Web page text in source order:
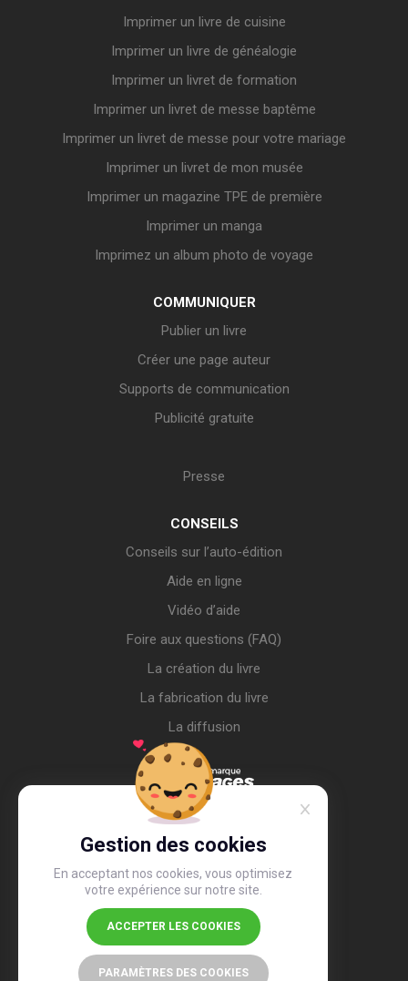
Gestion des cookies
En acceptant nos cookies, vous optimisez
votre expérience sur notre site.
ACCEPTER LES COOKIES
PARAMÈTRES DES COOKIES
Imprimer un livre de cuisine
Imprimer un livre de généalogie
Imprimer un livret de formation
Imprimer un livret de messe baptême
Imprimer un livret de messe pour votre mariage
Imprimer un livret de mon musée
Imprimer un magazine TPE de première
Imprimer un manga
Imprimez un album photo de voyage
COMMUNIQUER
Publier un livre
Créer une page auteur
Supports de communication
Publicité gratuite
Presse
CONSEILS
Conseils sur l’auto-édition
Aide en ligne
Vidéo d’aide
Foire aux questions (FAQ)
La création du livre
La fabrication du livre
La diffusion
4,4